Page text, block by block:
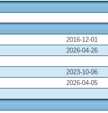
2016-12-01
2026-04-26
2023-10-06
2026-04-05